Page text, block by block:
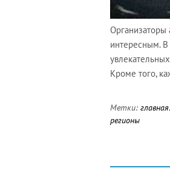
Организаторы
интересным. В
Кроме того,
Метки:
регионы